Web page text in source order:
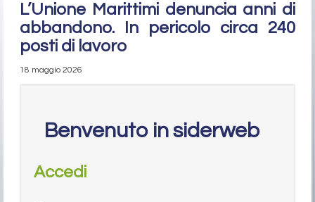
L’Unione Marittimi denuncia anni di
abbandono. In pericolo circa 240
posti di lavoro
18 maggio 2026
Benvenuto in siderweb
Accedi